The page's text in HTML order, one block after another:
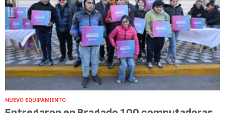
NUEVO EQUIPAMIENTO